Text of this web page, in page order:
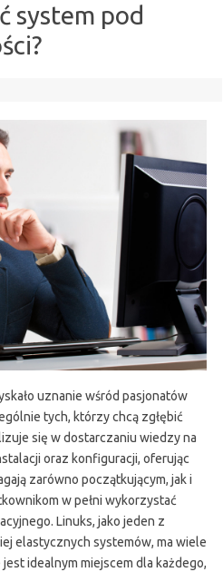
system pod
uznanie wśród pasjonatów
tych, którzy chcą zgłębić
się w dostarczaniu wiedzy na
oraz konfiguracji, oferując
zarówno początkującym, jak i
w pełni wykorzystać
Linuks, jako jeden z
elastycznych systemów, ma wiele
idealnym miejscem dla każdego,